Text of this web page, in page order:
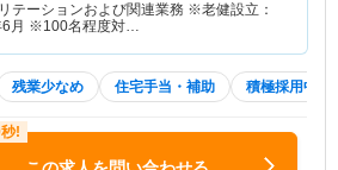
テーションおよび関連業務 ※老健設立：
6月 ※100名程度対…
残業少なめ 住宅手当・補助 積極採用中